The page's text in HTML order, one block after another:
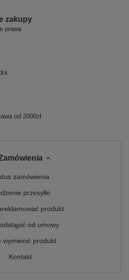
zakupy
prawa
od 2000zł
zamówienia
przesyłki
produkt
od umowy
wymienić produkt
Kontakt